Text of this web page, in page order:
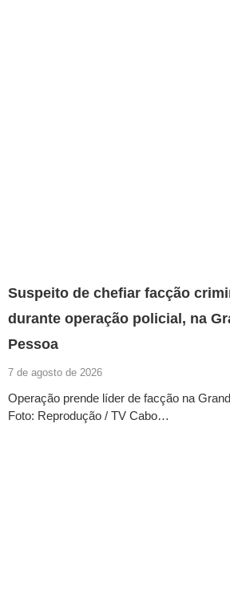
Suspeito de chefiar facção
durante operação policial, na
Pessoa
7 de agosto de 2026
Operação prende líder de facção na
Foto: Reprodução / TV Cabo…